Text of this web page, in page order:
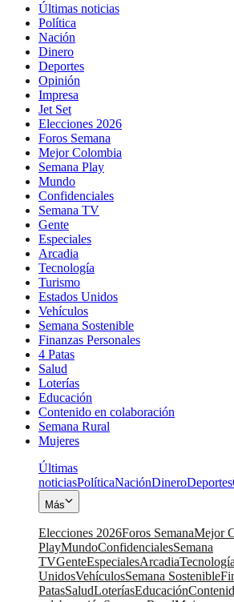
Últimas noticias
Política
Nación
Dinero
Deportes
Opinión
Impresa
Jet Set
Elecciones 2026
Foros Semana
Mejor Colombia
Semana Play
Mundo
Confidenciales
Semana TV
Gente
Especiales
Arcadia
Tecnología
Turismo
Estados Unidos
Vehículos
Semana Sostenible
Finanzas Personales
4 Patas
Salud
Loterías
Educación
Contenido en colaboración
Semana Rural
Mujeres
Últimas
noticiasPolíticaNaciónDineroDeportes
Más
Elecciones 2026Foros SemanaMejor
PlayMundoConfidencialesSemana
TVGenteEspecialesArcadiaTecnología
UnidosVehículosSemana Sostenible
PatasSaludLoteríasEducación